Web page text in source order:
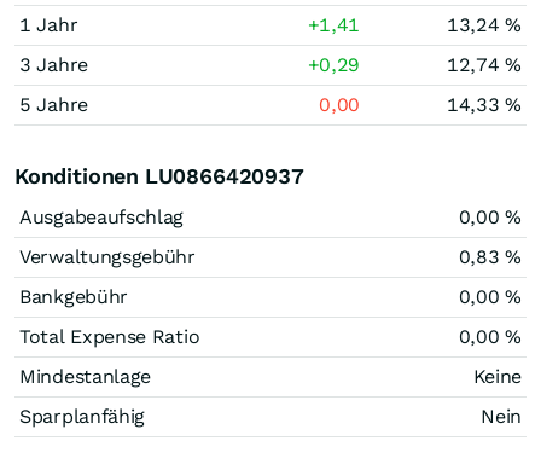
1 Jahr
+1,41
13,24 %
3 Jahre
+0,29
12,74 %
5 Jahre
0,00 14,33 %
Konditionen LU0866420937
Ausgabeaufschlag
0,00 %
Verwaltungsgebühr
0,83 %
Bankgebühr
0,00 %
Total Expense Ratio
0,00 %
Mindestanlage
Keine
Sparplanfähig
Nein